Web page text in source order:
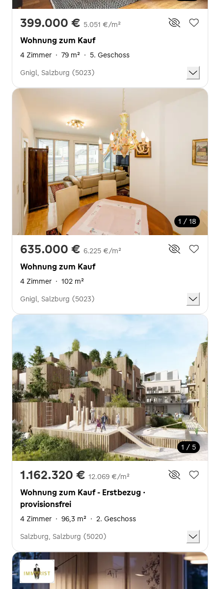
399.000 € 5.051 €/m²
Wohnung zum Kauf
4 Zimmer · 79 m² · 5. Geschoss
Gnigl, Salzburg (5023)
1 / 18
635.000 € 6.225 €/m²
Wohnung zum Kauf
4 Zimmer · 102 m²
Gnigl, Salzburg (5023)
1 / 5
1.162.320 € 12.069 €/m²
Wohnung zum Kauf - Erstbezug ·
provisionsfrei
4 Zimmer · 96,3 m² · 2. Geschoss
Salzburg, Salzburg (5020)